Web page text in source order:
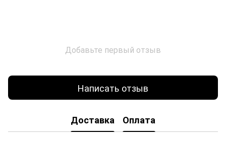
Добавьте первый отзыв
Написать отзыв
Доставка Оплата